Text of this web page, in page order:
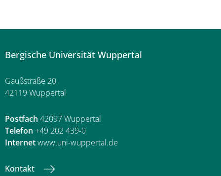
Bergische Universität Wuppertal
Gaußstraße 20
42119 Wuppertal
Postfach 42097 Wuppertal
Telefon +49 202 439-0
Internetwww.uni-wuppertal.de
Kontakt